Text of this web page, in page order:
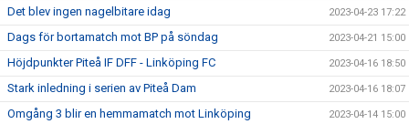
Det blev ingen nagelbitare idag 2023-04-23 17:22
Dags för bortamatch mot BP på söndag 2023-04-21 15:00
Höjdpunkter Piteå IF DFF - Linköping FC 2023-04-16 18:50
Stark inledning i serien av Piteå Dam 2023-04-16 18:07
Omgång 3 blir en hemmamatch mot Linköping 2023-04-14 15:00